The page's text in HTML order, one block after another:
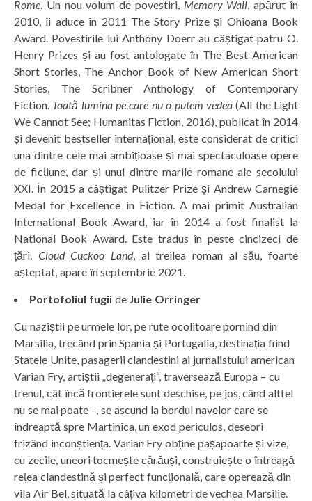
Rome. Un nou volum de povestiri, Memory Wall, apărut în
2010, îi aduce în 2011 The Story Prize și Ohioana Book
Award. Povestirile lui Anthony Doerr au câștigat patru O.
Henry Prizes și au fost antologate în The Best American
Short Stories, The Anchor Book of New American Short
Stories, The Scribner Anthology of Contemporary
Fiction. Toată lumina pe care nu o putem vedea(All the Light
We Cannot See; Humanitas Fiction, 2016), publicat în 2014
și devenit bestseller internațional, este considerat de critici
una dintre cele mai ambițioase și mai spectaculoase opere
de ficțiune, dar și unul dintre marile romane ale secolului
XXI. În 2015 a câștigat Pulitzer Prize și Andrew Carnegie
Medal for Excellence in Fiction. A mai primit Australian
International Book Award, iar în 2014 a fost finalist la
National Book Award. Este tradus în peste cincizeci de
țări. Cloud Cuckoo Land, al treilea roman al său, foarte
așteptat, apare în septembrie 2021.
Portofoliul fugii deJulie Orringer
Cu naziștii pe urmele lor, pe rute ocolitoare pornind din
Marsilia, trecând prin Spania și Portugalia, destinația fiind
Statele Unite, pasagerii clandestini ai jurnalistului american
Varian Fry, artiștii „degenerați“, traversează Europa – cu
trenul, cât încă frontierele sunt deschise, pe jos, când altfel
nu se mai poate –, se ascund la bordul navelor care se
îndreaptă spre Martinica, un exod periculos, deseori
frizând inconștiența. Varian Fry obține pașapoarte și vize,
cu zecile, uneori tocmește cărăuși, construiește o întreagă
rețea clandestină și perfect funcțională, care operează din
vila Air Bel, situată la câțiva kilometri de vechea Marsilie.